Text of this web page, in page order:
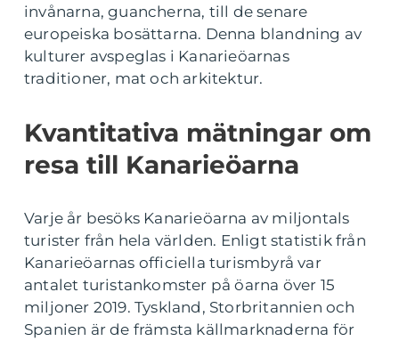
invånarna, guancherna, till de senare
europeiska bosättarna. Denna blandning av
kulturer avspeglas i Kanarieöarnas
traditioner, mat och arkitektur.
Kvantitativa mätningar om
resa till Kanarieöarna
Varje år besöks Kanarieöarna av miljontals
turister från hela världen. Enligt statistik från
Kanarieöarnas officiella turismbyrå var
antalet turistankomster på öarna över 15
miljoner 2019. Tyskland, Storbritannien och
Spanien är de främsta källmarknaderna för